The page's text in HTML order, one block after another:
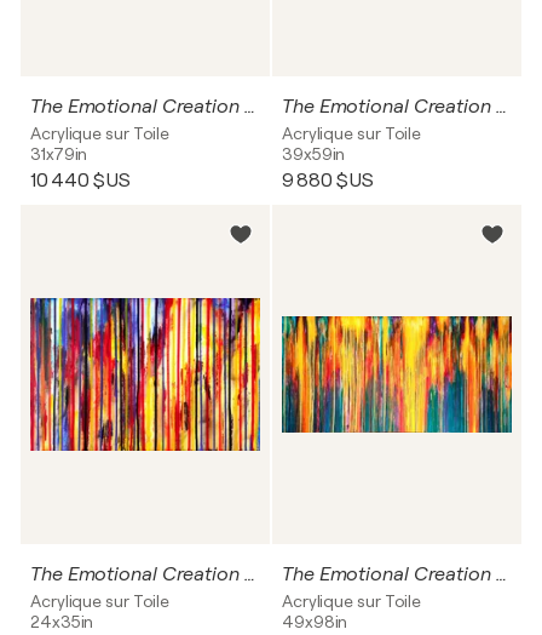
The Emotional Creation #234
Acrylique sur Toile
31x79in
10 440 $US
The Emotional Creation #75
Acrylique sur Toile
39x59in
9 880 $US
The Emotional Creation #343
Acrylique sur Toile
24x35in
The Emotional Creation #365
Acrylique sur Toile
49x98in